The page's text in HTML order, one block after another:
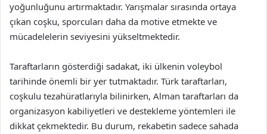
yoğunluğunu artırmaktadır. Yarışmalar sırasında ortaya
çıkan coşku, sporcuları daha da motive etmekte ve
mücadelelerin seviyesini yükseltmektedir.
Taraftarların gösterdiği sadakat, iki ülkenin voleybol
tarihinde önemli bir yer tutmaktadır. Türk taraftarları,
coşkulu tezahüratlarıyla bilinirken, Alman taraftarları da
organizasyon kabiliyetleri ve destekleme yöntemleri ile
dikkat çekmektedir. Bu durum, rekabetin sadece sahada